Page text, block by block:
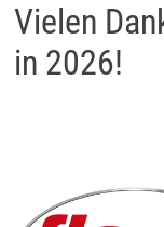
Vielen
in 2026!